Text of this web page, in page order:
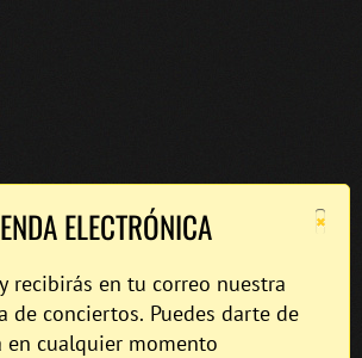
×
ELECTRÓNICA
recibirás en tu correo nuestra
de conciertos. Puedes darte de
en cualquier momento